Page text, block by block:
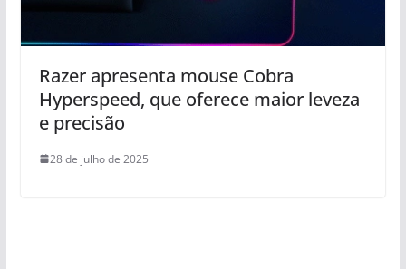
Razer apresenta mouse Cobra
Hyperspeed, que oferece maior leveza
e precisão
28 de julho de 2025